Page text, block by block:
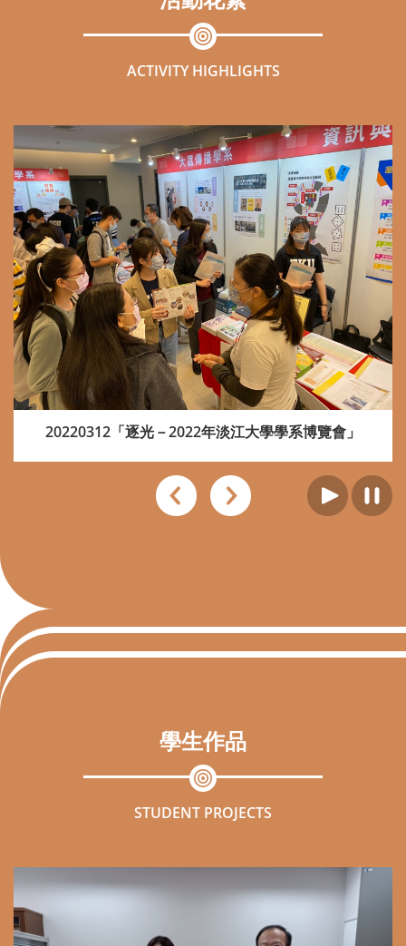
活動花絮
ACTIVITY HIGHLIGHTS
20220312「逐光－2022年淡江大學學系博覽會」
學生作品
STUDENT PROJECTS